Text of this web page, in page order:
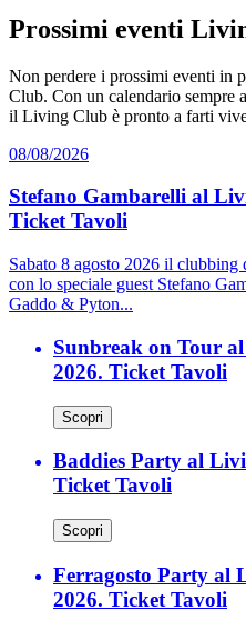
Prossimi eventi
Non perdere i prossimi eventi in
Club. Con un calendario sempre
il Living Club è pronto a farti
08/08/2026
Stefano Gambarelli al
Ticket Tavoli
Sabato 8 agosto 2026 il
con lo speciale guest Stefano
Gaddo & Pyton...
Sunbreak on Tour
2026. Ticket Tavoli
Scopri
Baddies Party al
Ticket Tavoli
Scopri
Ferragosto Party al
2026. Ticket Tavoli